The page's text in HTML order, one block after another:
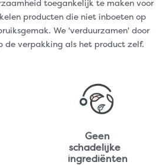
toegankelijk te maken voor
producten die niet inboeten op
We 'verduurzamen' door
de verpakking als het product zelf.
Geen
schadelijke
ingrediënten